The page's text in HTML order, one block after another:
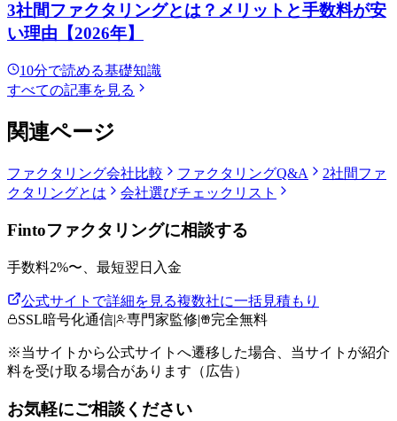
3社間ファクタリングとは？メリットと手数料が安
い理由【2026年】
10分で読める基礎知識
すべての記事を見る
関連ページ
ファクタリング会社比較 ファクタリングQ&A 2社間ファ
クタリングとは
会社選びチェックリスト
Fintoファクタリングに相談する
手数料2%〜、 最短翌日 入金
公式サイトで詳細を見る複数社に一括見積もり
SSL暗号化通信| 専門家監修| 完全無料
※当サイトから公式サイトへ遷移した場合、当サイトが紹介
料を受け取る場合があります（広告）
お気軽にご相談ください